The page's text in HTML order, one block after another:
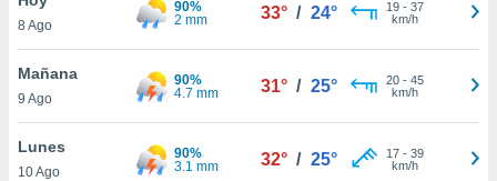
y
en
más
8 Ago
90%
2 mm
33° / 24° 19- 37
km/h
Mañana
9 Ago
90%
4.7 mm
31° / 25° 20- 45
km/h
Lunes
10 Ago
90%
3.1 mm
32° / 25° 17- 39
km/h